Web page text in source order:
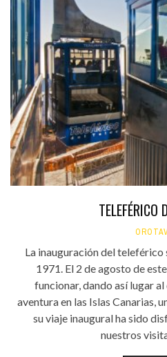
TELEFÉRICO
La inauguración del teleférico
1971. El 2 de agosto de
funcionar, dando así lugar
aventura en las Islas Canarias,
su viaje inaugural ha sido
nuestros